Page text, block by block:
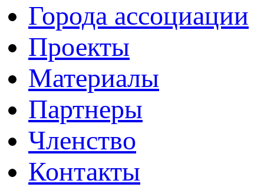
Города ассоциации
Проекты
Материалы
Партнеры
Членство
Контакты